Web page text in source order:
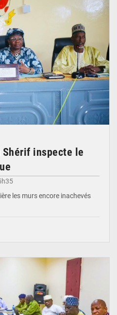
Shérif inspecte le
les murs encore inachevés